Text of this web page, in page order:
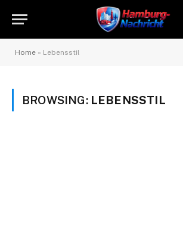
Home » Lebensstil
BROWSING: LEBENSSTIL